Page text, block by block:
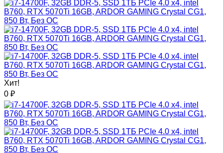
Хит!
0 ₽